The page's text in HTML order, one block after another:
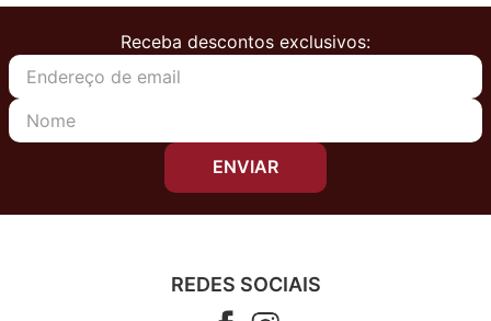
Receba descontos exclusivos:
ENVIAR
REDES SOCIAIS